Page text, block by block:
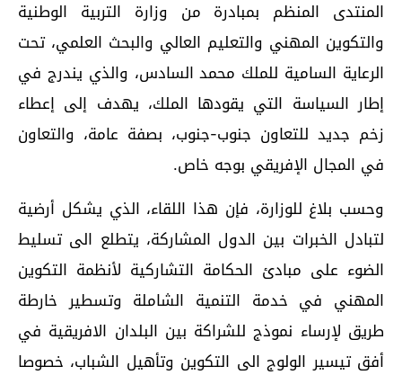
المنتدى المنظم بمبادرة من وزارة التربية الوطنية
والتكوين المهني والتعليم العالي والبحث العلمي، تحت
الرعاية السامية للملك محمد السادس، والذي يندرج في
إطار السياسة التي يقودها الملك، يهدف إلى إعطاء
زخم جديد للتعاون جنوب-جنوب، بصفة عامة، والتعاون
في المجال الإفريقي بوجه خاص.
وحسب بلاغ للوزارة، فإن هذا اللقاء، الذي يشكل أرضية
لتبادل الخبرات بين الدول المشاركة، يتطلع الى تسليط
الضوء على مبادئ الحكامة التشاركية لأنظمة التكوين
المهني في خدمة التنمية الشاملة وتسطير خارطة
طريق لإرساء نموذج للشراكة بين البلدان الافريقية في
أفق تيسير الولوج الى التكوين وتأهيل الشباب، خصوصا